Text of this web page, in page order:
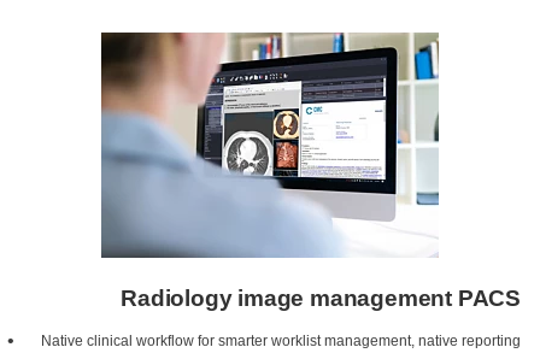
Radiology image management PACS
Native clinical workflow for smarter worklist management, native reporting